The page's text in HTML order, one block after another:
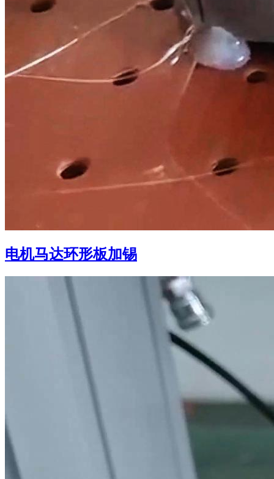
电机马达环形板加锡